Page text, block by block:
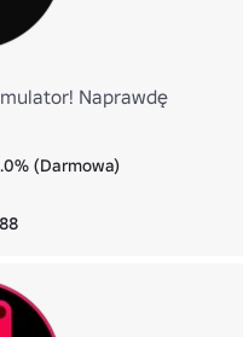
Naprawdę
(Darmowa)